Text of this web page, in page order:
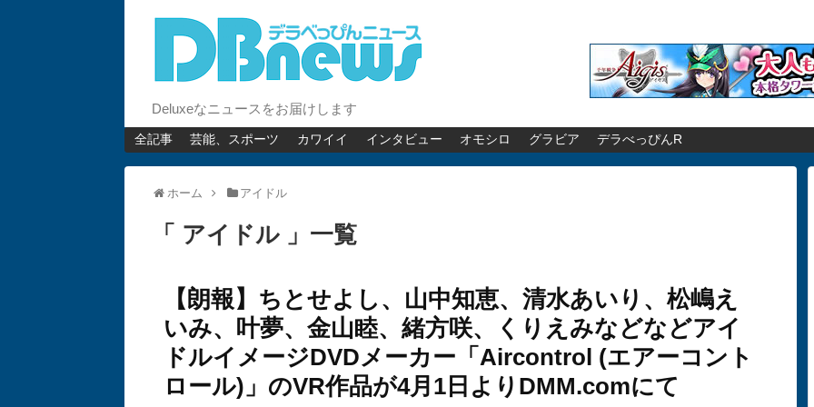
Deluxeなニュースをお届けします
全記事 芸能、スポーツ カワイイ インタビュー オモシロ グラビア デラべっぴんR
ホーム アイドル
「 アイドル 」一覧
【朗報】ちとせよし、山中知恵、清水あいり、松嶋え
いみ、叶夢、金山睦、緒方咲、くりえみなどなどアイ
ドルイメージDVDメーカー「Aircontrol (エアーコント
ロール)」のVR作品が4月1日よりDMM.comにて